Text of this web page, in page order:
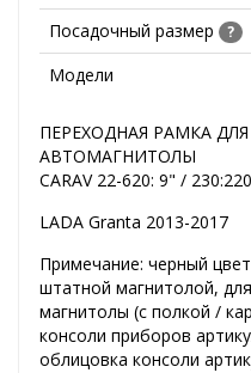
Посадочный размер
?
Модели
ПЕРЕХОДНАЯ РАМКА
АВТОМАГНИТОЛЫ
CARAV 22-620: 9" /
LADA Granta 2013-2017
Примечание: черный
штатной магнитолой,
магнитолы (с полкой /
консоли приборов
облицовка консоли